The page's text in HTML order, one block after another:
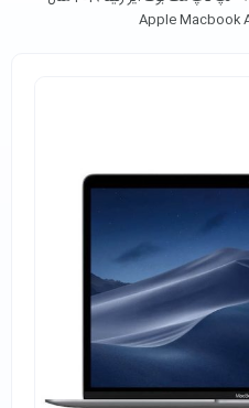
Apple Macbook